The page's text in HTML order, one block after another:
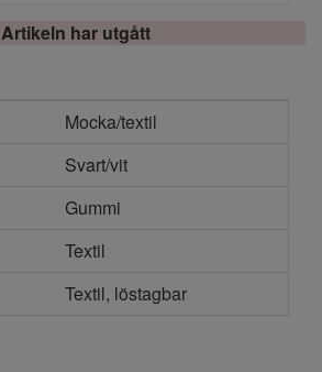
Artikeln har utgått
Mocka/textil
Svart/vit
Gummi
Textil
Textil, löstagbar